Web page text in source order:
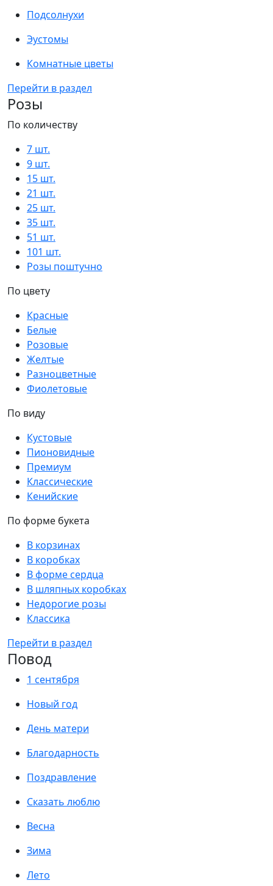
Подсолнухи
Эустомы
Комнатные цветы
Перейти в раздел
Розы
По количеству
7 шт.
9 шт.
15 шт.
21 шт.
25 шт.
35 шт.
51 шт.
101 шт.
Розы поштучно
По цвету
Красные
Белые
Розовые
Желтые
Разноцветные
Фиолетовые
По виду
Кустовые
Пионовидные
Премиум
Классические
Кенийские
По форме букета
В корзинах
В коробках
В форме сердца
В шляпных коробках
Недорогие розы
Классика
Перейти в раздел
Повод
1 сентября
Новый год
День матери
Благодарность
Поздравление
Сказать люблю
Весна
Зима
Лето